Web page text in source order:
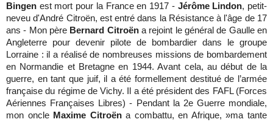
Bingen est mort pour la France en 1917 - Jérôme Lindon, petit-
neveu d'André Citroën, est entré dans la Résistance à l'âge de 17
ans - Mon père Bernard Citroëna rejoint le général de Gaulle en
Angleterre pour devenir pilote de bombardier dans le groupe
Lorraine : il a réalisé de nombreuses missions de bombardement
en Normandie et Bretagne en 1944. Avant cela, au début de la
guerre, en tant que juif, il a été formellement destitué de l’armée
française du régime de Vichy. Il a été président des FAFL (Forces
Aériennes Françaises Libres) - Pendant la 2e Guerre mondiale,
mon oncle Maxime Citroëna combattu, en Afrique, ma tante